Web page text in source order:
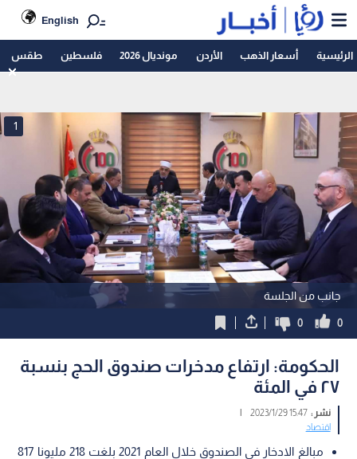
English
الرئيسية أسعار الذهب الأردن مونديال 2026 فلسطين طقس
جانب من الجلسة
1
0
0
الحكومة: ارتفاع مدخرات صندوق الحج بنسبة
٢٧ في المئة
نشر :15:47 2023/1/29
|
اقتصاد
مبالغ الادخار في الصندوق خلال العام 2021 بلغت 218 مليونا 817